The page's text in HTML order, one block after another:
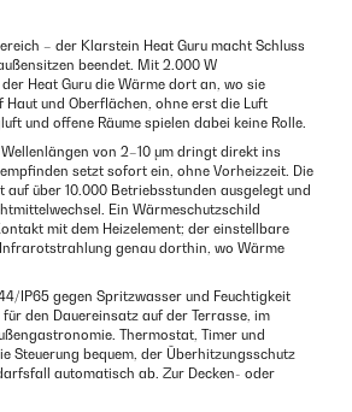
– der Klarstein Heat Guru macht Schluss
beendet. Mit 2.000 W
Heat Guru die Wärme dort an, wo sie
und Oberflächen, ohne erst die Luft
und offene Räume spielen dabei keine Rolle.
von 2–10 μm dringt direkt ins
setzt sofort ein, ohne Vorheizzeit. Die
über 10.000 Betriebsstunden ausgelegt und
Ein Wärmeschutzschild
mit dem Heizelement; der einstellbare
genau dorthin, wo Wärme
IP65 gegen Spritzwasser und Feuchtigkeit
den Dauereinsatz auf der Terrasse, im
Thermostat, Timer und
Steuerung bequem, der Überhitzungsschutz
automatisch ab. Zur Decken- oder